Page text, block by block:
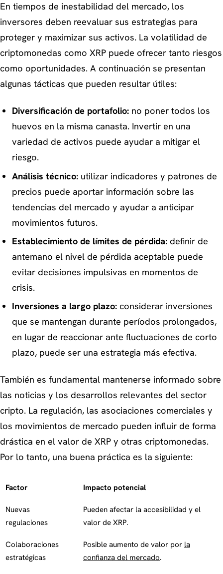
En tiempos de inestabilidad del mercado, los
inversores deben reevaluar sus estrategias para
proteger y maximizar sus activos. La volatilidad de
criptomonedas como XRP puede ofrecer tanto riesgos
como oportunidades. A continuación se presentan
algunas tácticas que pueden resultar útiles:
Diversificación de portafolio:no poner todos los
huevos en la misma canasta. Invertir en una
variedad de activos puede ayudar a mitigar el
riesgo.
Análisis técnico:utilizar indicadores y patrones de
precios puede aportar información sobre las
tendencias del mercado y ayudar a anticipar
movimientos futuros.
Establecimiento de límites de pérdida:definir de
antemano el nivel de pérdida aceptable puede
evitar decisiones impulsivas en momentos de
crisis.
Inversiones a largo plazo:considerar inversiones
que se mantengan durante períodos prolongados,
en lugar de reaccionar ante fluctuaciones de corto
plazo, puede ser una estrategia más efectiva.
También es fundamental mantenerse informado sobre
las noticias y los desarrollos relevantes del sector
cripto. La regulación, las asociaciones comerciales y
los movimientos de mercado pueden influir de forma
drástica en el valor de XRP y otras criptomonedas.
Por lo tanto, una buena práctica es la siguiente:
Factor Impacto potencial
Nuevas
regulaciones
Pueden afectar la accesibilidad y el
valor de XRP.
Colaboraciones
estratégicas
Posible aumento de valor por la
confianza del mercado.